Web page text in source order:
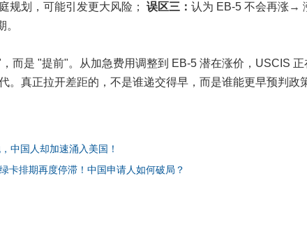
规划，可能引发更大风险； 误区三： 认为 EB-5 不会再涨→
。
而是 "提前"。从加急费用调整到 EB-5 潜在涨价，USCIS
。真正拉开差距的，不是谁递交得早，而是谁能更早预判政
中国人却加速涌入美国！
卡排期再度停滞！中国申请人如何破局？